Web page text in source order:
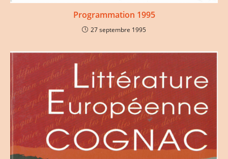
Programmation 1995
27 septembre 1995